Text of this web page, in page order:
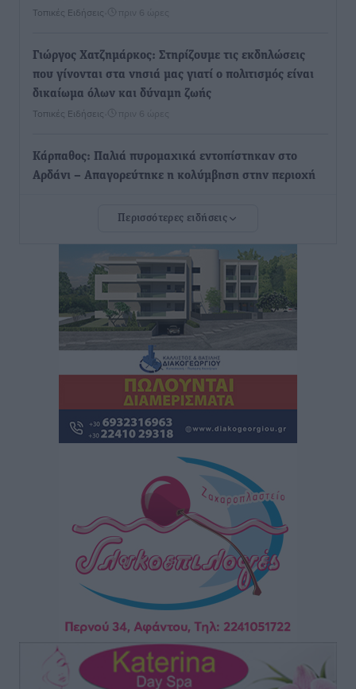
Τοπικές Ειδήσεις πριν 6 ώρες
Γιώργος Χατζημάρκος: Στηρίζουμε τις εκδηλώσεις
που γίνονται στα νησιά μας γιατί ο πολιτισμός είναι
δικαίωμα όλων και δύναμη ζωής
Τοπικές Ειδήσεις πριν 6 ώρες
Κάρπαθος: Παλιά πυρομαχικά εντοπίστηκαν στο
Αρδάνι – Απαγορεύτηκε η κολύμβηση στην περιοχή
εφησυχασμού» – Σε πλήρη ετοιμότητα ο μηχανισμός
Ειδήσεις• πριν 7 ώρες
Καιρός: Επιμένουν οι υψηλές θερμοκρασίες – Ισχυρά
μελτέμια έως 9 μποφόρ, σε «Red Code» 6 περιοχές
πριν 8 ώρες
Τα φοιτητικά ενοίκια «τινάζουν στον αέρα» τους
οικογενειακούς προϋπολογισμούς
Ειδήσεις• πριν 8 ώρες
Δύο νέοι ξενώνες παραδόθηκαν στις Ένοπλες
Δυνάμεις στη νήσο Ρω
Τοπικές Ειδήσεις• πριν 9 ώρες
Συνεχίζεται η έξοδος του Αυγούστου – Πάνω από
34.000 αναχωρούν σήμερα μόνο από τον Πειραιά
πριν 9 ώρες
Μόνιμες θέσεις στους παιδικούς σταθμούς: Οι
προϋποθέσεις, η 24μηνη εμπειρία και οι προθεσμίες
Περισσότερες ειδήσεις